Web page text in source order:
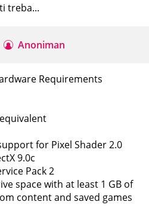
treba...
Anoniman
Requirements
for Pixel Shader 2.0
9.0c
Pack 2
space with at least 1 GB of
content and saved games